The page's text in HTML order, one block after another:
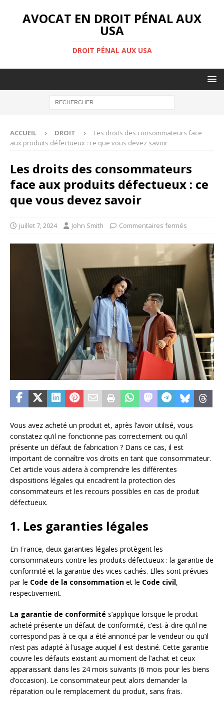
AVOCAT EN DROIT PÉNAL AUX
USA
DROIT PÉNAL AUX USA
ACCUEIL DROIT
Les droits des consommateurs face
aux produits défectueux : ce que vous devez savoir
Les droits des consommateurs
face aux produits défectueux : ce
que vous devez savoir
juillet 7, 2024 John Smith Commentaires fermés
Vous avez acheté un produit et, après l’avoir utilisé, vous
constatez qu’il ne fonctionne pas correctement ou qu’il
présente un défaut de fabrication ? Dans ce cas, il est
important de connaître vos droits en tant que consommateur.
Cet article vous aidera à comprendre les différentes
dispositions légales qui encadrent la protection des
consommateurs et les recours possibles en cas de produit
défectueux.
1. Les garanties légales
En France, deux garanties légales protègent les
consommateurs contre les produits défectueux : la garantie de
conformité et la garantie des vices cachés. Elles sont prévues
par le Code de la consommation et le Code civil,
respectivement.
La garantie de conformité s’applique lorsque le produit
acheté présente un défaut de conformité, c’est-à-dire qu’il ne
correspond pas à ce qui a été annoncé par le vendeur ou qu’il
n’est pas adapté à l’usage auquel il est destiné. Cette garantie
couvre les défauts existant au moment de l’achat et ceux
apparaissant dans les 24 mois suivants (6 mois pour les biens
d’occasion). Le consommateur peut alors demander la
réparation ou le remplacement du produit, sans frais.